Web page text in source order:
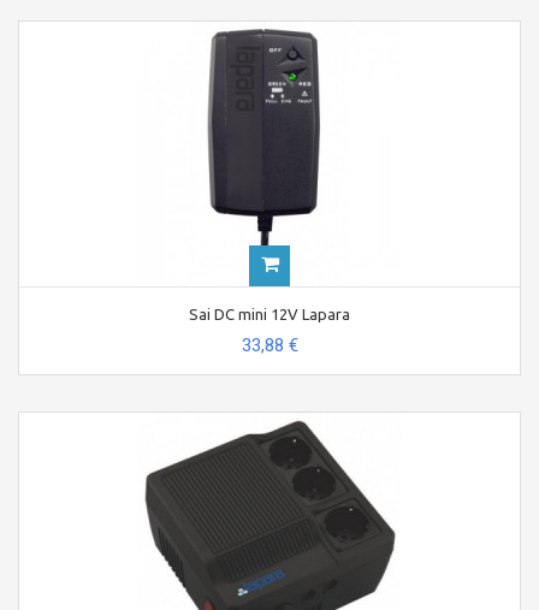
Sai DC mini 12V Lapara
33,88 €